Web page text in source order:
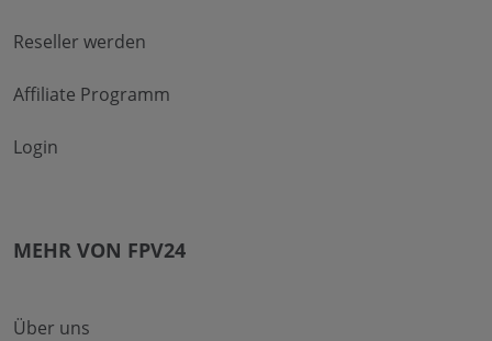
Reseller werden
Affiliate Programm
Login
MEHR VON FPV24
Über uns